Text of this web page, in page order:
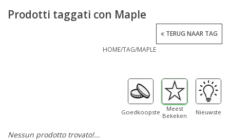
Prodotti taggati con Maple
HOME/TAG/MAPLE
TERUG NAAR TAG
Goedkoopste
Meest
Bekeken
Nieuwste
Nessun prodotto trovato!...